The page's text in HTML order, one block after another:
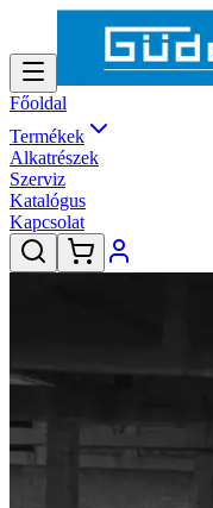
Főoldal
Termékek
Alkatrészek
Szerviz
Katalógus
Kapcsolat